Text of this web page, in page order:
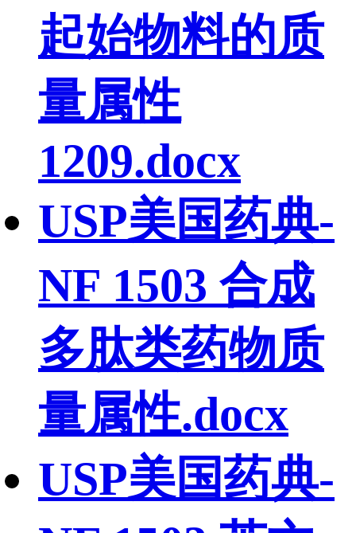
起始物料的质
量属性
1209.docx
USP美国药典-
NF 1503 合成
多肽类药物质
量属性.docx
USP美国药典-